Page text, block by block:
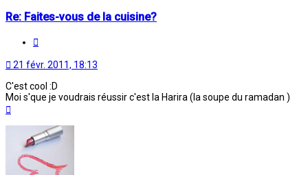
Re: Faites-vous de la cuisine?
21 févr. 2011, 18:13
C'est cool :D
Moi s'que je voudrais réussir c'est la Harira (la soupe du ramadan )